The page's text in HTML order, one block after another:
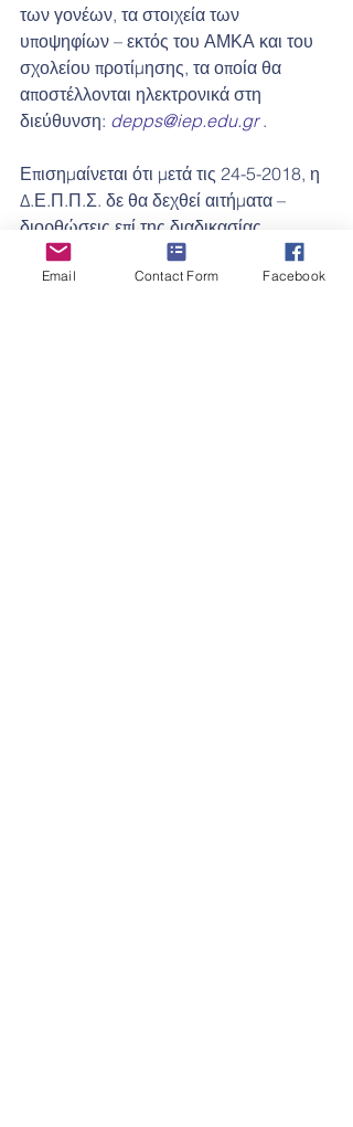
των γονέων, τα στοιχεία των
υποψηφίων – εκτός του ΑΜΚΑ και του
σχολείου προτίμησης, τα οποία θα
αποστέλλονται ηλεκτρονικά στη
διεύθυνση: depps@iep.edu.gr .
Επισημαίνεται ότι μετά τις 24-5-2018, η
Δ.Ε.Π.Π.Σ. δε θα δεχθεί αιτήματα –
διορθώσεις επί της διαδικασίας
εισαγωγής μαθητών μαθητριών στα Π.
& Π.Σ. Οι τελικοί πίνακες με τα ονόματα
Email Contact Form Facebook